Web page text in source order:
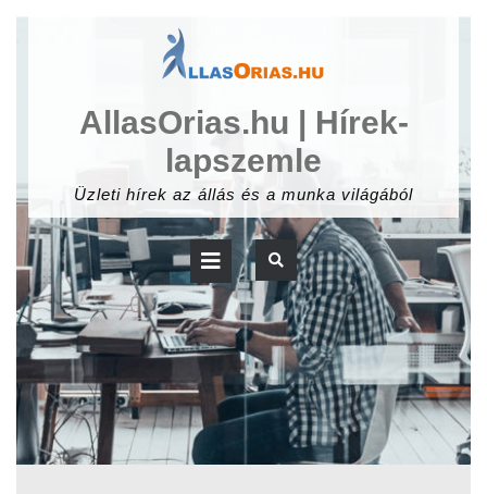
AllasOrias.hu | Hírek-
lapszemle
Üzleti hírek az állás és a munka világából
Open
Button